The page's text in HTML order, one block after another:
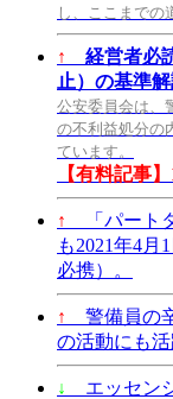
し、ここまでの
↑
経営者必
止）の基準
公安委員会は、
の不利益処分の
ています。
【有料記事
↑
「パート
も2021年4月
必携）。
↑
警備員の
の活動にも活
↓
エッセン